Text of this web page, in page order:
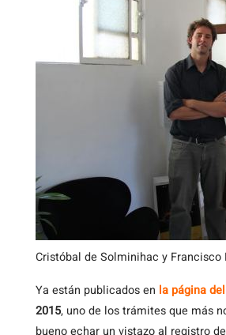
Cristóbal de Solminihac y
Ya están publicados en la página
2015, uno de los trámites que más
bueno echar un vistazo al registro